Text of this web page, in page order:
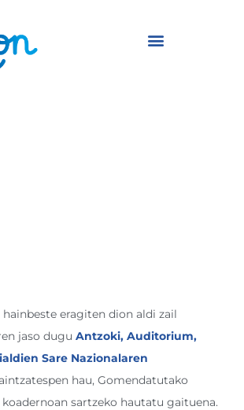
eragiten dion aldi zail
jaso dugu Antzoki, Auditorium,
Sare Nazionalaren
hau, Gomendatutako
koadernoan sartzeko hautatu gaituena.